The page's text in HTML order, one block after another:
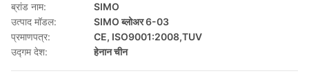
ब्रांड नाम:
SIMO
उत्पाद मॉडल:
SIMO ब्लोअर 6-03
प्रमाणपत्र:
CE, ISO9001:2008,TUV
उद्गम देश:
हेनान चीन